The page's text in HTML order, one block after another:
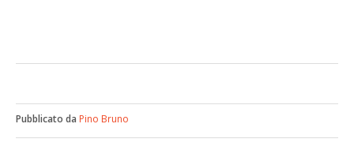
Pubblicato da Pino Bruno